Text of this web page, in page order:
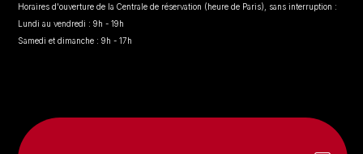
Horaires d'ouverture de la Centrale de réservation (heure de Paris), sans interruption :
Lundi au vendredi : 9h - 19h
Samedi et dimanche : 9h - 17h